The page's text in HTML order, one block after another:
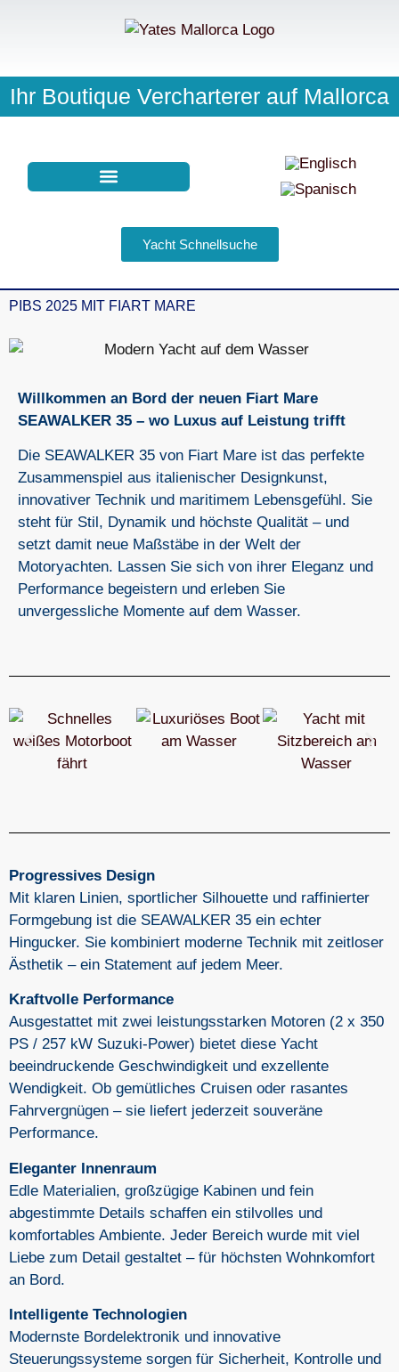
Ihr Boutique Vercharterer auf Mallorca
Yacht Schnellsuche
PIBS 2025 MIT FIART MARE
Willkommen an Bord der neuen Fiart Mare
SEAWALKER 35 – wo Luxus auf Leistung trifft
Die SEAWALKER 35 von Fiart Mare ist das perfekte
Zusammenspiel aus italienischer Designkunst,
innovativer Technik und maritimem Lebensgefühl. Sie
steht für Stil, Dynamik und höchste Qualität – und
setzt damit neue Maßstäbe in der Welt der
Motoryachten. Lassen Sie sich von ihrer Eleganz und
Performance begeistern und erleben Sie
unvergessliche Momente auf dem Wasser.
Progressives Design
Mit klaren Linien, sportlicher Silhouette und raffinierter
Formgebung ist die SEAWALKER 35 ein echter
Hingucker. Sie kombiniert moderne Technik mit zeitloser
Ästhetik – ein Statement auf jedem Meer.
Kraftvolle Performance
Ausgestattet mit zwei leistungsstarken Motoren (2 x 350
PS / 257 kW Suzuki-Power) bietet diese Yacht
beeindruckende Geschwindigkeit und exzellente
Wendigkeit. Ob gemütliches Cruisen oder rasantes
Fahrvergnügen – sie liefert jederzeit souveräne
Performance.
Eleganter Innenraum
Edle Materialien, großzügige Kabinen und fein
abgestimmte Details schaffen ein stilvolles und
komfortables Ambiente. Jeder Bereich wurde mit viel
Liebe zum Detail gestaltet – für höchsten Wohnkomfort
an Bord.
Intelligente Technologien
Modernste Bordelektronik und innovative
Steuerungssysteme sorgen für Sicherheit, Kontrolle und